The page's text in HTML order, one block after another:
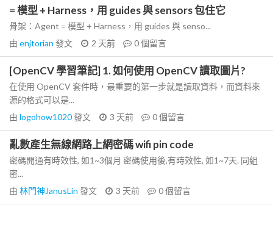
= 模型 + Harness，用 guides 與 sensors 包住它
骨架：Agent = 模型 + Harness，用 guides 與 senso...
由 enjtorian 發文 2 天前 0個留言
[OpenCV 學習筆記] 1. 如何使用 OpenCV 讀取圖片?
在使用 OpenCV 套件時，最重要的第一步就是讀取資料，而資料來
源的格式可以是...
由 logohow1020發文 3 天前 0個留言
亂數產生無線網路上網密碼 wifi pin code
密碼開通有時效性, 如1~3個月 密碼使用後,有時效性, 如1~7天. 同組
密...
由 林門神JanusLin 發文 3 天前 0個留言